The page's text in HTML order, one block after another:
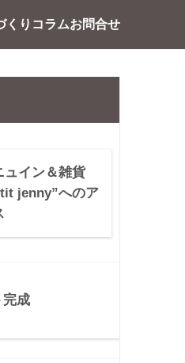
くり コラムお問合せ
ュイン＆雑貨
jenny”へのア
完成